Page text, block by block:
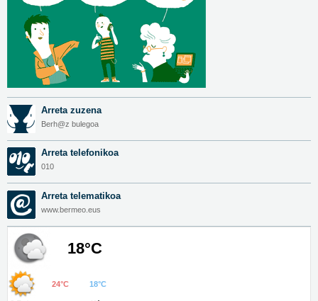
Arreta zuzena
Berh@z bulegoa
Arreta telefonikoa
010
Arreta telematikoa
www.bermeo.eus